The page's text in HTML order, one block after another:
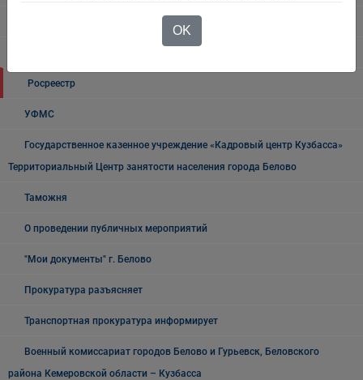
Росреестр
УФМС
Государственное казенное учреждение «Кадровый центр Кузбасса»
Территориальный Центр занятости населения города Белово
Таможня
О проведении публичных мероприятий
"Мои документы" г. Белово
Прокуратура разъясняет
Транспортная прокуратура информирует
Военный комиссариат городов Белово и Гурьевск, Беловского
района Кемеровской области – Кузбасса
OK